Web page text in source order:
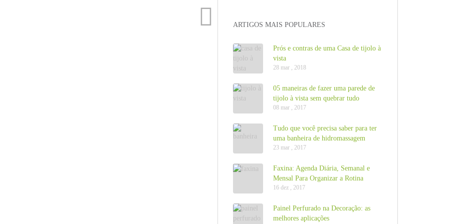
ARTIGOS MAIS POPULARES
Prós e contras de uma Casa de tijolo à
vista
28 mar , 2018
05 maneiras de fazer uma parede de
tijolo à vista sem quebrar tudo
08 mar , 2017
Tudo que você precisa saber para ter
uma banheira de hidromassagem
23 mar , 2017
Faxina: Agenda Diária, Semanal e
Mensal Para Organizar a Rotina
16 dez , 2017
Painel Perfurado na Decoração: as
melhores aplicações